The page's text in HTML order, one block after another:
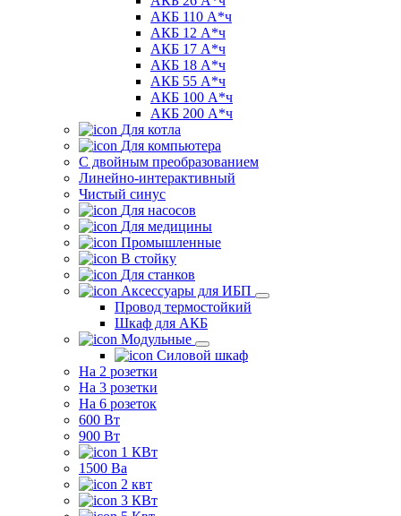
АКБ 110 А*ч
АКБ 12 А*ч
АКБ 17 А*ч
АКБ 18 А*ч
АКБ 55 А*ч
АКБ 100 А*ч
АКБ 200 А*ч
Для котла
Для компьютера
C двойным преобразованием
Линейно-интерактивный
Чистый синус
Для насосов
Для медицины
Промышленные
В стойку
Для станков
Аксессуары для ИБП
Провод термостойкий
Шкаф для АКБ
Модульные
Силовой шкаф
На 2 розетки
На 3 розетки
На 6 розеток
600 Вт
900 Вт
1 КВт
1500 Ва
2 квт
3 КВт